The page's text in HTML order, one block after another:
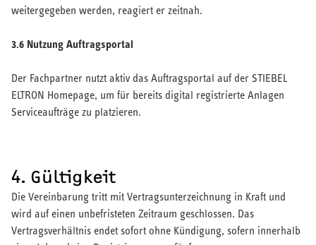
weitergegeben werden, reagiert er zeitnah.
3.6 Nutzung Auftragsportal
Der Fachpartner nutzt aktiv das Auftragsportal auf der STIEBEL
ELTRON Homepage, um für bereits digital registrierte Anlagen
Serviceaufträge zu platzieren.
4. Gültigkeit
Die Vereinbarung tritt mit Vertragsunterzeichnung in Kraft und
wird auf einen unbefristeten Zeitraum geschlossen. Das
Vertragsverhältnis endet sofort ohne Kündigung, sofern innerhalb